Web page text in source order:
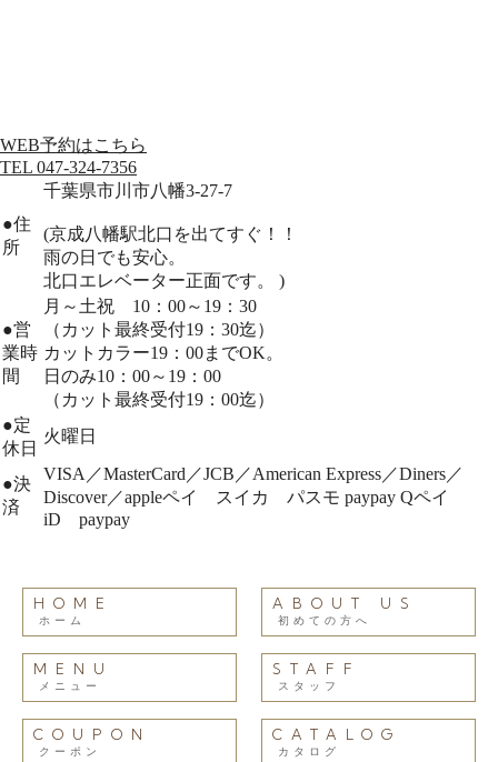
WEB予約はこちら
TEL 047-324-7356
●住
所
千葉県市川市八幡3-27-7
(京成八幡駅北口を出てすぐ！！
雨の日でも安心。
北口エレベーター正面です。 )
●営
業時
間
月～土祝 10：00～19：30
（カット最終受付19：30迄）
カットカラー19：00までOK。
日のみ10：00～19：00
（カット最終受付19：00迄）
●定
休日
火曜日
●決
済
VISA／MasterCard／JCB／American Express／Diners／
Discover／appleペイ スイカ パスモ paypay Qペイ
iD paypay
HOME
ホーム
ABOUT US
初めての方へ
MENU
メニュー
STAFF
スタッフ
COUPON
クーポン
CATALOG
カタログ